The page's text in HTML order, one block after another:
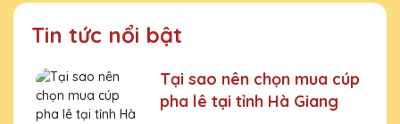
Tin tức nổi bật
Tại sao nên chọn mua cúp
pha lê tại tỉnh Hà Giang